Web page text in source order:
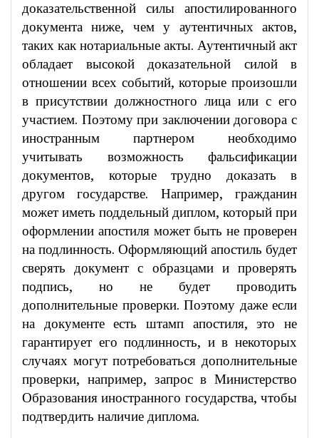
доказательственной силы апостилированного
документа ниже, чем у аутентичных актов,
таких как нотариальные акты. Аутентичный акт
обладает высокой доказательной силой в
отношении всех событий, которые произошли
в присутствии должностного лица или с его
участием. Поэтому при заключении договора с
иностранным партнером необходимо
учитывать возможность фальсификации
документов, которые трудно доказать в
другом государстве. Например, гражданин
может иметь поддельный диплом, который при
оформлении апостиля может быть не проверен
на подлинность. Оформляющий апостиль будет
сверять документ с образцами и проверять
подпись, но не будет проводить
дополнительные проверки. Поэтому даже если
на документе есть штамп апостиля, это не
гарантирует его подлинность, и в некоторых
случаях могут потребоваться дополнительные
проверки, например, запрос в Министерство
Образования иностранного государства, чтобы
подтвердить наличие диплома.